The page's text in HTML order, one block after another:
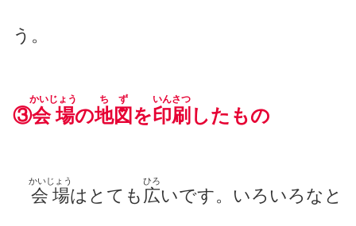
う。
③会場
かいじょう
の地図
ちず
を印刷
いんさつ
したもの
会場
かいじょう
はとても 広
ひろ
いです。いろいろなと